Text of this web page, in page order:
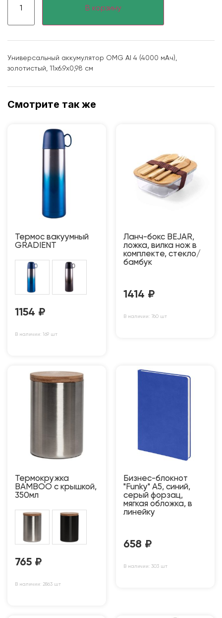
В корзину
Универсальный аккумулятор OMG Al 4 (4000 мАч),
золотистый, 11х6.9х0,98 см
Смотрите так же
Термос вакуумный
GRADIENT
1154 ₽
В наличии: 169 шт
Ланч-бокс BEJAR,
ложка, вилка нож в
комплекте, стекло/
бамбук
1414 ₽
В наличии: 760 шт
Термокружка
BAMBOO с крышкой,
350мл
765 ₽
В наличии: 2863 шт
Бизнес-блокнот
"Funky" А5, синий,
серый форзац,
мягкая обложка, в
линейку
658 ₽
В наличии: 303 шт